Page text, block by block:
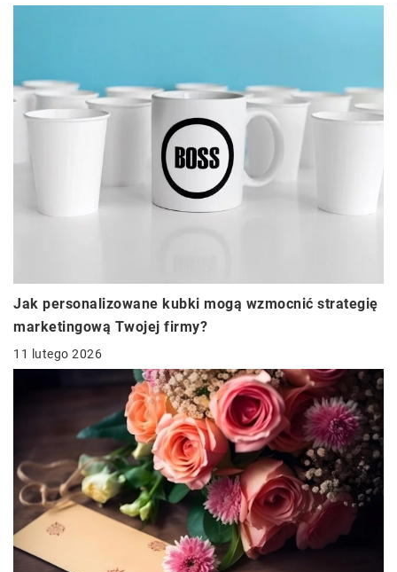
Jak personalizowane kubki mogą wzmocnić strategię
marketingową Twojej firmy?
11 lutego 2026